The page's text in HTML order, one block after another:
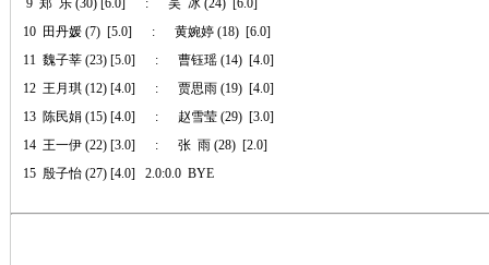
9 郑 乐 (30) [6.0] : 吴 冰 (24) [6.0]
10 田丹媛 (7) [5.0] : 黄婉婷 (18) [6.0]
11 魏子莘 (23) [5.0] : 曹钰瑶 (14) [4.0]
12 王月琪 (12) [4.0] : 贾思雨 (19) [4.0]
13 陈民娟 (15) [4.0] : 赵雪莹 (29) [3.0]
14 王一伊 (22) [3.0] : 张 雨 (28) [2.0]
15 殷子怡 (27) [4.0] 2.0:0.0 BYE